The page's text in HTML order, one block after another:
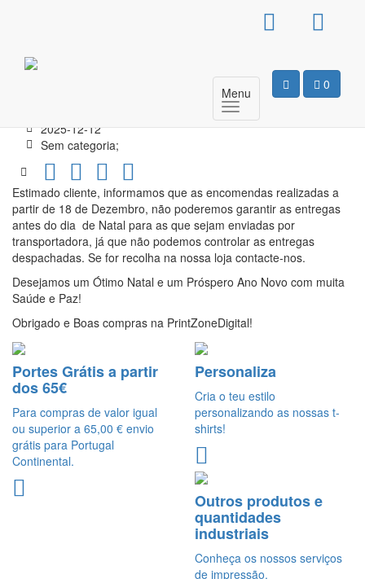
0
Menu
Atenção encomendas
para o Natal
2025-12-12
Sem categoria;
Estimado cliente, informamos que as encomendas realizadas a
partir de 18 de Dezembro, não poderemos garantir as entregas
antes do dia de Natal para as que sejam enviadas por
transportadora, já que não podemos controlar as entregas
despachadas. Se for recolha na nossa loja contacte-nos.
Desejamos um Ótimo Natal e um Próspero Ano Novo com muita
Saúde e Paz!
Obrigado e Boas compras na PrintZoneDigital!
Portes Grátis a partir
dos 65€
Para compras de valor igual
ou superior a 65,00 € envio
grátis para Portugal
Continental.
Personaliza
Cria o teu estilo
personalizando as nossas t-
shirts!
Outros produtos e
quantidades
industriais
Conheça os nossos serviços
de impressão.